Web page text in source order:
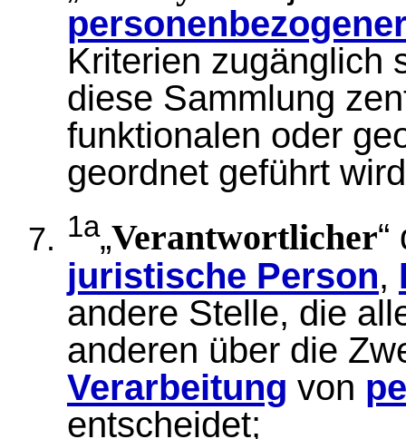
Kriterien zugänglich
diese Sammlung
funktionalen oder
geordnet geführt
1a„Verantwortlicher
juristische Person,
andere Stelle, die
anderen über die
Verarbeitung von
entscheidet;